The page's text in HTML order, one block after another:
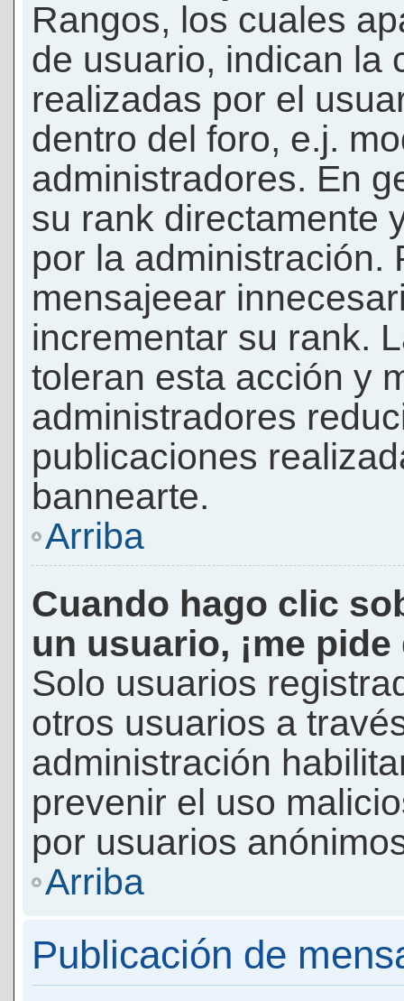
Rangos, los cuales
de usuario, indican la
realizadas por el
dentro del foro, e.j.
administradores. En
su rank directamente
por la administración.
mensajeear
incrementar su rank.
toleran esta acción y
administradores
publicaciones
bannearte.
Arriba
Cuando hago clic
un usuario, ¡me
Solo usuarios
otros usuarios a
administración
prevenir el uso
por usuarios
Arriba
Publicación de